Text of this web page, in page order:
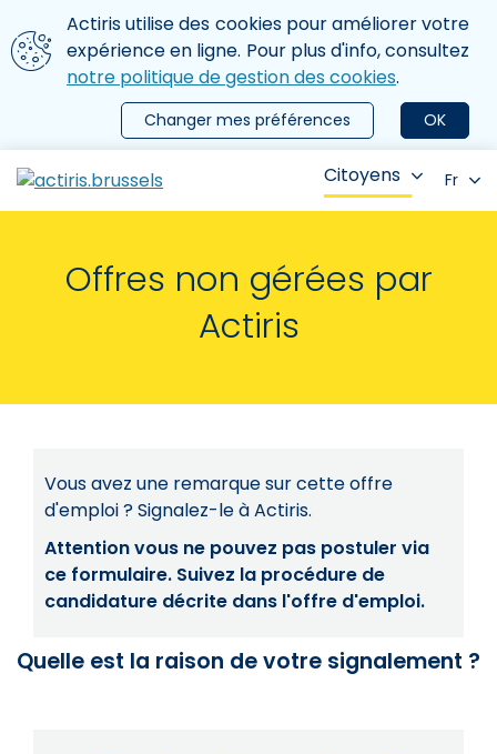
Aller au contenu principal
Nous utilisons des cookies
Actiris utilise des cookies pour améliorer votre
expérience en ligne. Pour plus d'info, consultez
notre politique de gestion des cookies.
OK
Changer mes préférences
le menu
Citoyens Fr
Offres non gérées par
Actiris
Vous avez une remarque sur cette offre
d'emploi ? Signalez-le à Actiris.
Attention vous ne pouvez pas postuler via
ce formulaire. Suivez la procédure de
candidature décrite dans l'offre d'emploi.
Quelle est la raison de votre signalement ?